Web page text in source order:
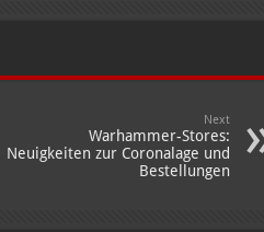
Next
Warhammer-Stores:
Neuigkeiten zur Coronalage und
Bestellungen